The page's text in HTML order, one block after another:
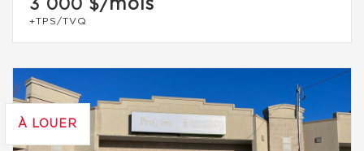
3 000 $/mois
+TPS/TVQ
À LOUER